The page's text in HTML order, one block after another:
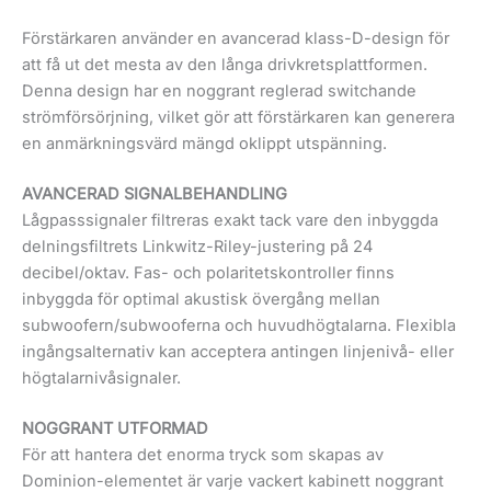
Förstärkaren använder en avancerad klass-D-design för
att få ut det mesta av den långa drivkretsplattformen.
Denna design har en noggrant reglerad switchande
strömförsörjning, vilket gör att förstärkaren kan generera
en anmärkningsvärd mängd oklippt utspänning.
AVANCERAD SIGNALBEHANDLING
Lågpasssignaler filtreras exakt tack vare den inbyggda
delningsfiltrets Linkwitz-Riley-justering på 24
decibel/oktav. Fas- och polaritetskontroller finns
inbyggda för optimal akustisk övergång mellan
subwoofern/subwooferna och huvudhögtalarna. Flexibla
ingångsalternativ kan acceptera antingen linjenivå- eller
högtalarnivåsignaler.
NOGGRANT UTFORMAD
För att hantera det enorma tryck som skapas av
Dominion-elementet är varje vackert kabinett noggrant